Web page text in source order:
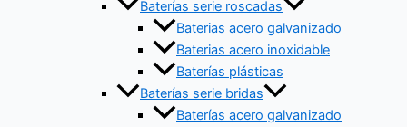
Baterías serie roscadas
Baterias acero galvanizado
Baterias acero inoxidable
Baterías plásticas
Baterías serie bridas
Baterías acero galvanizado